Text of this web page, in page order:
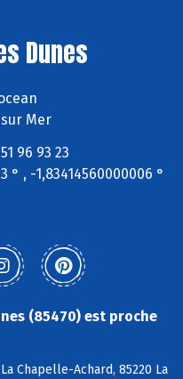
Dunes
Mer
96 93 23
° , -1,83414560000006 °
(85470) est proche
Chapelle-Achard, 85220 La